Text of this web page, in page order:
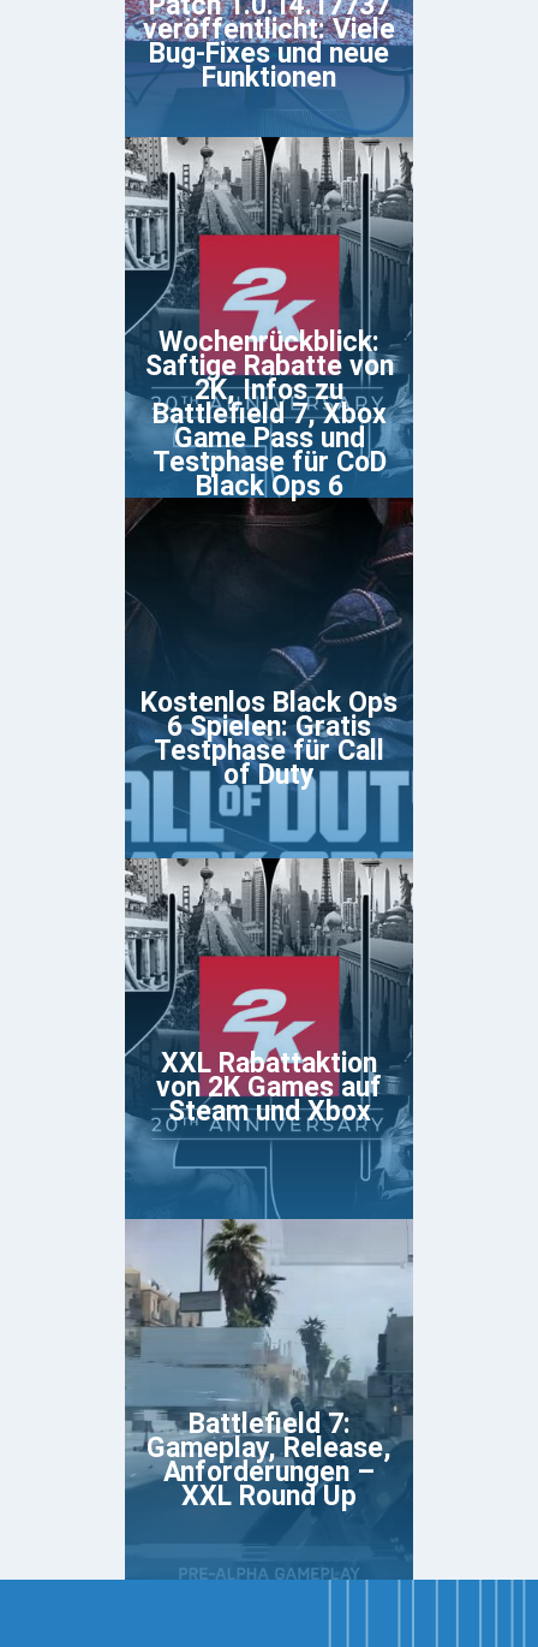
veröffentlicht: Viele
Bug-Fixes und neue
Funktionen
Wochenrückblick:
Saftige Rabatte von
2K, Infos zu
Battlefield 7, Xbox
Game Pass und
Testphase für CoD
Black Ops 6
Kostenlos Black Ops
6 Spielen: Gratis
Testphase für Call
of Duty
XXL Rabattaktion
von 2K Games auf
Steam und Xbox
Battlefield 7:
Gameplay, Release,
Anforderungen –
XXL Round Up